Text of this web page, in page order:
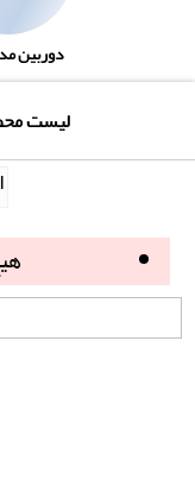
دوربین
لیست